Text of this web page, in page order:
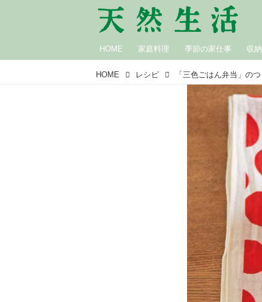
HOME 家庭料理 季節の家仕事 収納
HOME レシピ